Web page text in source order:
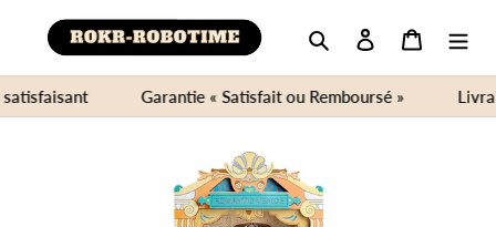
RechercherSe connecter
Panier
Garantie « Satisfait ou Remboursé »